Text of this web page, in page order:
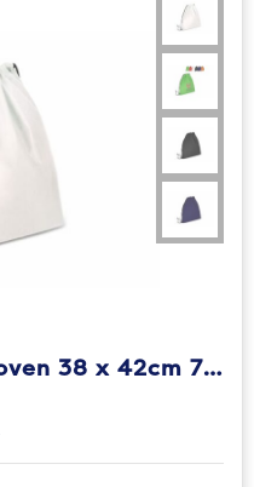
R-PET Rugzak non-woven 38 x 42cm 75g/m²